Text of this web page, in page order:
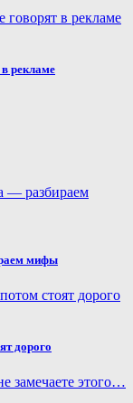
рекламе
мифы
дорого